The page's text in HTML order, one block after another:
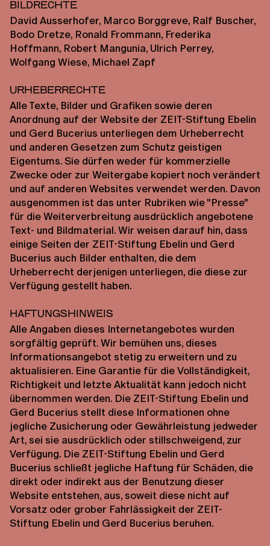
Bildrechte
David Ausserhofer, Marco Borggreve, Ralf Buscher,
Bodo Dretze, Ronald Frommann, Frederika
Hoffmann, Robert Mangunia, Ulrich Perrey,
Wolfgang Wiese, Michael Zapf
Urheberrechte
Alle Texte, Bilder und Grafiken sowie deren
Anordnung auf der Website der ZEIT-Stiftung Ebelin
und Gerd Bucerius unterliegen dem Urheberrecht
und anderen Gesetzen zum Schutz geistigen
Eigentums. Sie dürfen weder für kommerzielle
Zwecke oder zur Weitergabe kopiert noch verändert
und auf anderen Websites verwendet werden. Davon
ausgenommen ist das unter Rubriken wie "Presse"
für die Weiterverbreitung ausdrücklich angebotene
Text- und Bildmaterial. Wir weisen darauf hin, dass
einige Seiten der ZEIT-Stiftung Ebelin und Gerd
Bucerius auch Bilder enthalten, die dem
Urheberrecht derjenigen unterliegen, die diese zur
Verfügung gestellt haben.
Haftungshinweis
Alle Angaben dieses Internetangebotes wurden
sorgfältig geprüft. Wir bemühen uns, dieses
Informationsangebot stetig zu erweitern und zu
aktualisieren. Eine Garantie für die Vollständigkeit,
Richtigkeit und letzte Aktualität kann jedoch nicht
übernommen werden. Die ZEIT-Stiftung Ebelin und
Gerd Bucerius stellt diese Informationen ohne
jegliche Zusicherung oder Gewährleistung jedweder
Art, sei sie ausdrücklich oder stillschweigend, zur
Verfügung. Die ZEIT-Stiftung Ebelin und Gerd
Bucerius schließt jegliche Haftung für Schäden, die
direkt oder indirekt aus der Benutzung dieser
Website entstehen, aus, soweit diese nicht auf
Vorsatz oder grober Fahrlässigkeit der ZEIT-
Stiftung Ebelin und Gerd Bucerius beruhen.